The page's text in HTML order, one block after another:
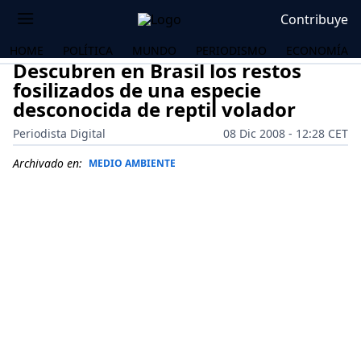
Contribuye
HOME POLÍTICA MUNDO PERIODISMO ECONOMÍA
Descubren en Brasil los restos
fosilizados de una especie
desconocida de reptil volador
Periodista Digital
08 Dic 2008 - 12:28 CET
Archivado en: MEDIO AMBIENTE